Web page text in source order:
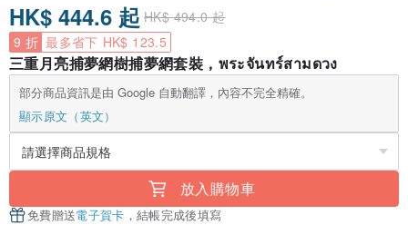
HK$ 444.6 起 HK$ 494.0 起
9 折 最多省下 HK$ 123.5
三重月亮捕夢網樹捕夢網套裝，พระจันทร์สามดวง
部分商品資訊是由 Google 自動翻譯，內容不完全精確。
顯示原文（英文）
放入購物車
免費贈送電子賀卡 ，結帳完成後填寫